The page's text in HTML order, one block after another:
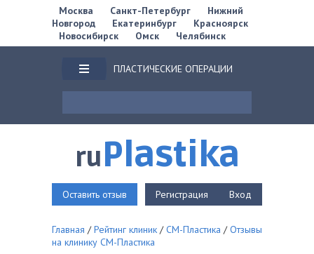
Москва Санкт-Петербург
Нижний
Новгород
Екатеринбург
Красноярск
Новосибирск
Омск Челябинск
ПЛАСТИЧЕСКИЕ ОПЕРАЦИИ
ruPlastika
Оставить отзыв Регистрация Вход
Главная /Рейтинг клиник /СМ-Пластика /Отзывы
на клинику СМ-Пластика